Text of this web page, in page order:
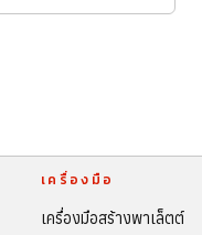
เครื่องมือ
เครื่องมือสร้างพาเล็ตต์